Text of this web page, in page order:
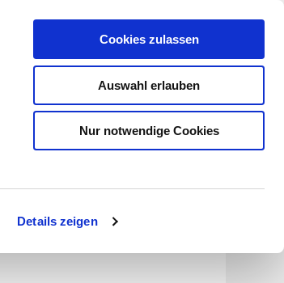
Details zeigen
Cookies zulassen
Auswahl erlauben
Nur notwendige Cookies
Kundenlogin
Suche
uns